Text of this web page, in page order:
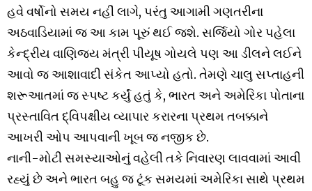
હવે વર્ષોનો સમય નહીં લાગે, પરંતુ આગામી ગણતરીના
અઠવાડિયામાં જ આ કામ પૂરું થઈ જશે. સર્જિયો ગોર પહેલા
કેન્દ્રીય વાણિજ્ય મંત્રી પીયૂષ ગોયલે પણ આ ડીલને લઈને
આવો જ આશાવાદી સંકેત આપ્યો હતો. તેમણે ચાલુ સપ્તાહની
શરૂઆતમાં જ સ્પષ્ટ કર્યું હતું કે, ભારત અને અમેરિકા પોતાના
પ્રસ્તાવિત દ્વિપક્ષીય વ્યાપાર કરારના પ્રથમ તબક્કાને
આખરી ઓપ આપવાની ખૂબ જ નજીક છે.
નાની-મોટી સમસ્યાઓનું વહેલી તકે નિવારણ લાવવામાં આવી
રહ્યું છે અને ભારત બહુ જ ટૂંક સમયમાં અમેરિકા સાથે પ્રથમ